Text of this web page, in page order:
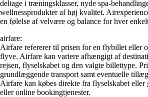
deltage i træningsklasser, nyde spa-
wellnessprodukter af høj kvalitet.
en følelse af velvære og balance for hver
airfare:
Airfare refererer til prisen for en flybillet eller
flyve. Airfare kan variere afhængigt af
rejsen, flyselskabet og den valgte billettype.
grundlæggende transport samt eventuelle
Airfare kan købes direkte fra flyselskabet eller
eller online bookingtjenester.